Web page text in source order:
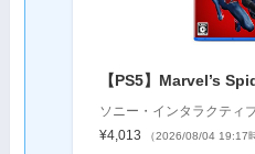
【PS5】Marvel’s
ソニー・インタラクティ
¥4,013
（2026/08/04 19:17